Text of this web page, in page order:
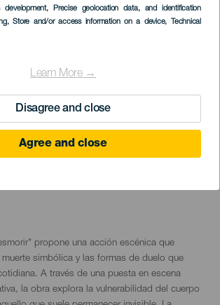
development, Precise geolocation data, and identification
, Store and/or access information on a device, Technical
Learn More →
Disagree and close
Agree and close
propone una acción escénica que
muerte simbólica y las formas de duelo que
A través de una puesta en escena
la obra explora la vulnerabilidad del cuerpo